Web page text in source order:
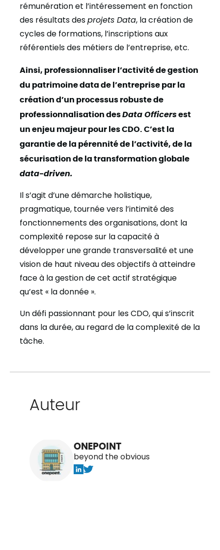
rémunération et l’intéressement en fonction
des résultats desprojets Data, la création de
cycles de formations, l’inscriptions aux
référentiels des métiers de l’entreprise, etc.
Ainsi, professionnaliser l’activité de gestion
du patrimoine data de l’entreprise par la
création d’un processus robuste de
professionnalisation desData Officersest
un enjeu majeur pour les CDO. C’est la
garantie de la pérennité de l’activité, de la
sécurisation de la transformation globale
data-driven.
Il s’agit d’une démarche holistique,
pragmatique, tournée vers l’intimité des
fonctionnements des organisations, dont la
complexité repose sur la capacité à
développer une grande transversalité et une
vision de haut niveau des objectifs à atteindre
face à la gestion de cet actif stratégique
qu’est « la donnée ».
Un défi passionnant pour les CDO, qui s’inscrit
dans la durée, au regard de la complexité de la
tâche.
Auteur
ONEPOINT
beyond the obvious